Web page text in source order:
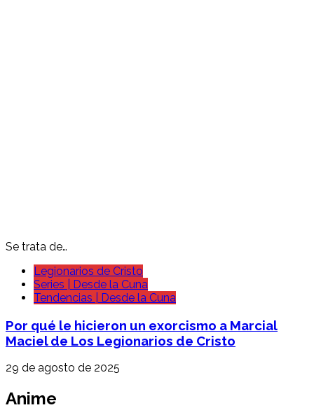
Se trata de…
Legionarios de Cristo
Series | Desde la Cuna
Tendencias | Desde la Cuna
Por qué le hicieron un exorcismo a Marcial
Maciel de Los Legionarios de Cristo
29 de agosto de 2025
Anime